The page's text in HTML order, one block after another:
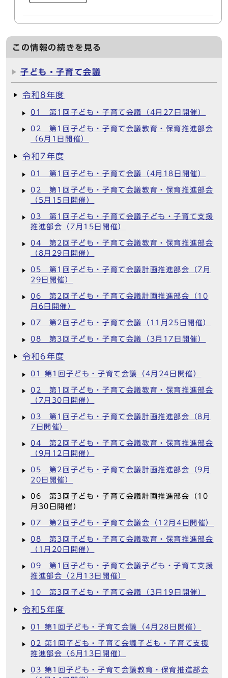
この情報の続きを見る
子ども・子育て会議
令和8年度
01 第1回子ども・子育て会議（4月27日開催）
02 第1回子ども・子育て会議教育・保育推進部会
（6月1日開催）
令和7年度
01 第1回子ども・子育て会議（4月18日開催）
02 第1回子ども・子育て会議教育・保育推進部会
（5月15日開催）
03 第1回子ども・子育て会議子ども・子育て支援
推進部会（7月15日開催）
04 第2回子ども・子育て会議教育・保育推進部会
（8月29日開催）
05 第1回子ども・子育て会議計画推進部会（7月
29日開催）
06 第2回子ども・子育て会議計画推進部会（10
月6日開催）
07 第2回子ども・子育て会議（11月25日開催）
08 第3回子ども・子育て会議（3月17日開催）
令和6年度
01 第1回子ども・子育て会議（4月24日開催）
02 第1回子ども・子育て会議教育・保育推進部会
（7月30日開催）
03 第1回子ども・子育て会議計画推進部会（8月
7日開催）
04 第2回子ども・子育て会議教育・保育推進部会
（9月12日開催）
05 第2回子ども・子育て会議計画推進部会（9月
20日開催）
06 第3回子ども・子育て会議計画推進部会（10
月30日開催）
07 第2回子ども・子育て会議会（12月4日開催）
08 第3回子ども・子育て会議教育・保育推進部会
（1月20日開催）
09 第1回子ども・子育て会議子ども・子育て支援
推進部会（2月13日開催）
10 第3回子ども・子育て会議（3月19日開催）
令和5年度
01 第1回子ども・子育て会議（4月28日開催）
02 第1回子ども・子育て会議子ども・子育て支援
推進部会（6月13日開催）
03 第1回子ども・子育て会議教育・保育推進部会